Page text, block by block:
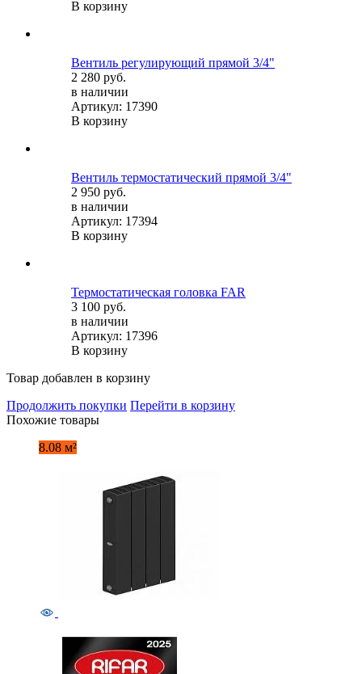
В корзину
Вентиль регулирующий прямой 3/4"
2 280 руб.
в наличии
Артикул: 17390
В корзину
Вентиль термостатический прямой 3/4"
2 950 руб.
в наличии
Артикул: 17394
В корзину
Термостатическая головка FAR
3 100 руб.
в наличии
Артикул: 17396
В корзину
Товар добавлен в корзину
Продолжить покупки Перейти в корзину
Похожие товары
8.08 м²